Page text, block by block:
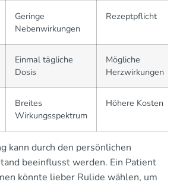
Geringe
Nebenwirkungen
Rezeptpflicht
Einmal tägliche
Dosis
Mögliche
Herzwirkungen
Breites
Wirkungsspektrum
Höhere Kosten
kann durch den persönlichen
beeinflusst werden. Ein Patient
könnte lieber Rulide wählen, um